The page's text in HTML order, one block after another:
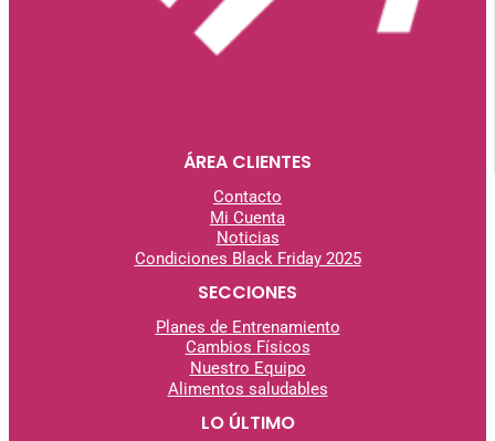
ÁREA CLIENTES
Contacto
Mi Cuenta
Noticias
Condiciones Black Friday 2025
SECCIONES
Planes de Entrenamiento
Cambios Físicos
Nuestro Equipo
Alimentos saludables
LO ÚLTIMO